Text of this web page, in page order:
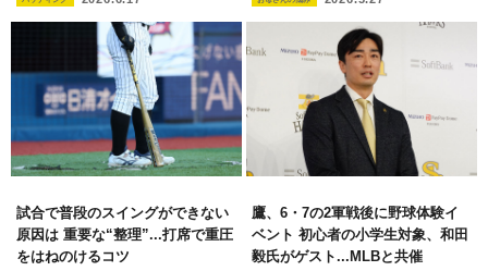
試合で普段のスイングができない
原因は 重要な“整理”...打席で重圧
をはねのけるコツ
鷹、6・7の2軍戦後に野球体験イ
ベント 初心者の小学生対象、和田
毅氏がゲスト...MLBと共催